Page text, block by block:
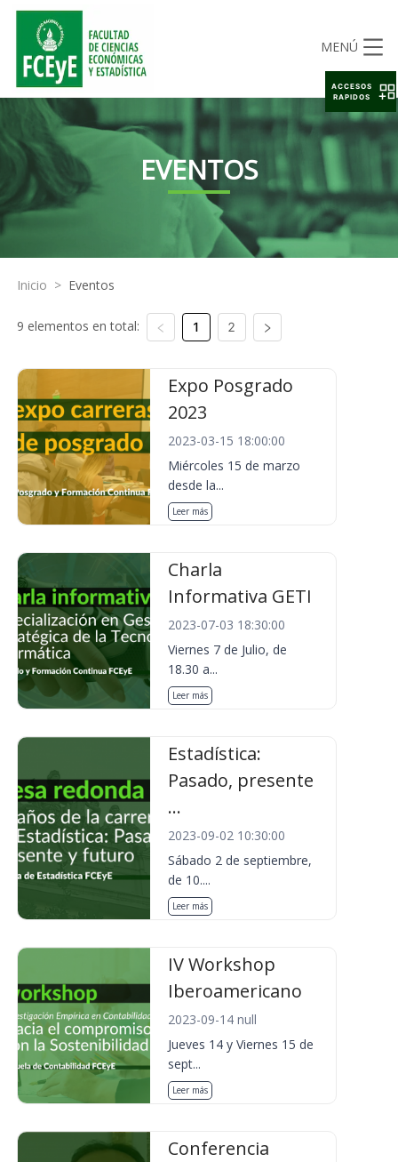
MENÚ
EVENTOS
Inicio > Eventos
9 elementos en total: 1 2
Expo Posgrado
2023
2023-03-15 18:00:00
Miércoles 15 de marzo
desde la...
Leer más
Charla
Informativa GETI
2023-07-03 18:30:00
Viernes 7 de Julio, de
18.30 a...
Leer más
Estadística:
Pasado, presente
...
2023-09-02 10:30:00
Sábado 2 de septiembre,
de 10....
Leer más
IV Workshop
Iberoamericano
2023-09-14 null
Jueves 14 y Viernes 15 de
sept...
Leer más
Conferencia
ACCESOS
RAPIDOS